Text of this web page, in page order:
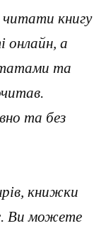
книгу
онлайн, а
та
та без
книжки
Ви можете